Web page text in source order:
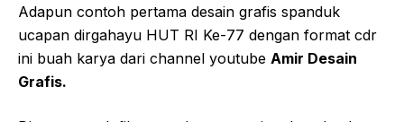
Adapun contoh pertama desain grafis spanduk
ucapan dirgahayu HUT RI Ke-77 dengan format cdr
ini buah karya dari channel youtube Amir Desain
Grafis.